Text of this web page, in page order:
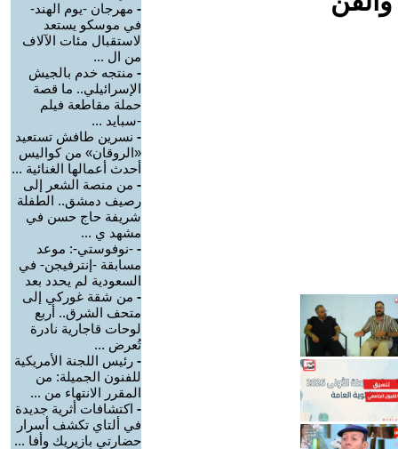
- مهرجان -يوم الهند-
في موسكو يستعد
لاستقبال مئات الآلاف
من ال ...
- منتجه خدم بالجيش
الإسرائيلي.. ما قصة
حملة مقاطعة فيلم
-سبايد ...
- نسرين طافش تستعيد
«الروقان» من كواليس
أحدث أعمالها الغنائية ...
- من منصة الشعر إلى
رصيف دمشق.. الطفلة
شريفة حاج حسن في
مشهد ي ...
- -نوفوستي-: موعد
مسابقة -إنترفيجن- في
السعودية لم يحدد بعد
- من شقة غوركي إلى
متحف الشرق.. أربع
لوحات قاجارية نادرة
تُعرض ...
- رئيس اللجنة الأمريكية
للفنون الجميلة: من
المقرر الانتهاء من ...
- اكتشافات أثرية جديدة
في ألتاي تكشف أسرار
حضارتي بازيريك وأفا ...